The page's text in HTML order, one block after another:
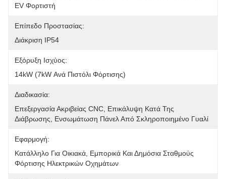
EV Φορτιστή
Επίπεδο Προστασίας:
Διάκριση IP54
Εξόρυξη Ισχύος:
14kW (7kW Ανά Πιστόλι Φόρτισης)
Διαδικασία:
Επεξεργασία Ακριβείας CNC, Επικάλυψη Κατά Της
Διάβρωσης, Ενσωμάτωση Πάνελ Από Σκληροποιημένο Γυαλί
Εφαρμογή:
Κατάλληλο Για Οικιακά, Εμπορικά Και Δημόσια Σταθμούς
Φόρτισης Ηλεκτρικών Οχημάτων